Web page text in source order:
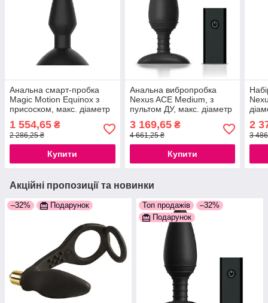
Анальна смарт-пробка
Magic Motion Equinox з
присоском, макс. діаметр
3,5 см 777Store.com.ua
1 554,65 ₴
2 286,25 ₴
Купити
Анальна вибропробка
Nexus ACE Medium, з
пультом ДУ, макс. діаметр
4см 777Store.com.ua
3 169,65₴
4 661,25 ₴
Купити
2
3
Акційні пропозиції та новинки
–32% Подарунок Топ продажів
–32%
Подарунок